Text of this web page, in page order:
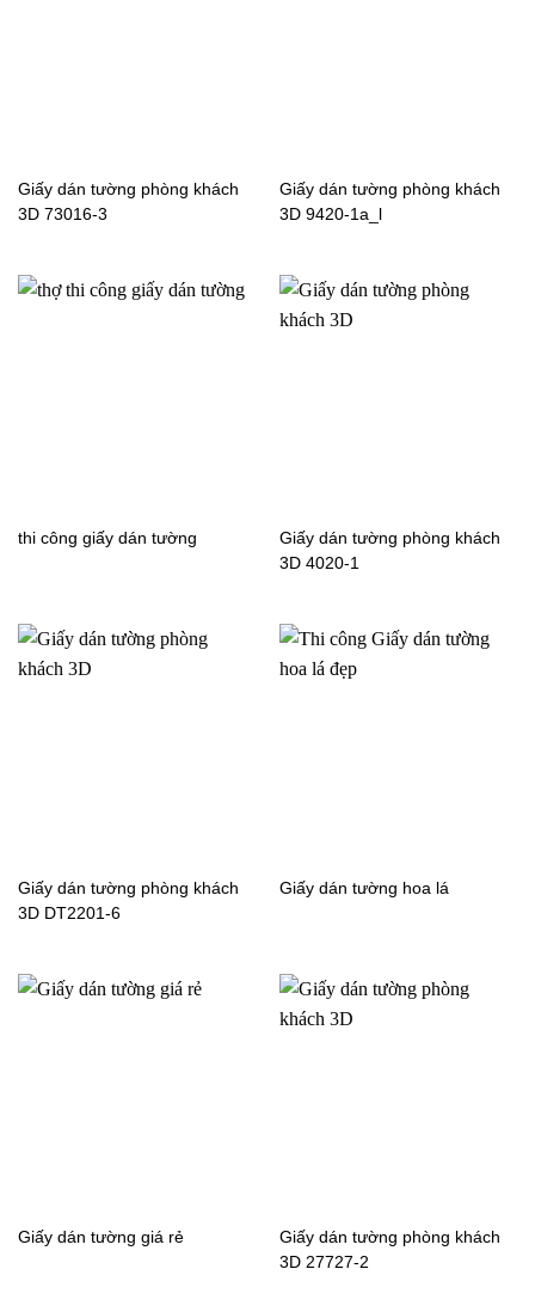
Giấy dán tường phòng khách
3D 73016-3
Giấy dán tường phòng khách
3D 9420-1a_l
thi công giấy dán tường
Giấy dán tường phòng khách
3D 4020-1
Giấy dán tường phòng khách
3D DT2201-6
Giấy dán tường hoa lá
Giấy dán tường giá rẻ
Giấy dán tường phòng khách
3D 27727-2